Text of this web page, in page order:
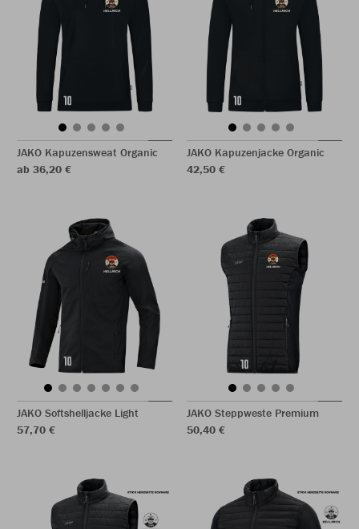
JAKO Kapuzensweat Organic
ab 36,20 €
JAKO Kapuzenjacke Organic
42,50 €
JAKO Softshelljacke Light
57,70 €
JAKO Steppweste Premium
50,40 €